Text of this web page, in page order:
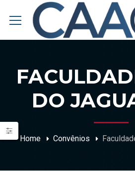
DO
Home Convênios